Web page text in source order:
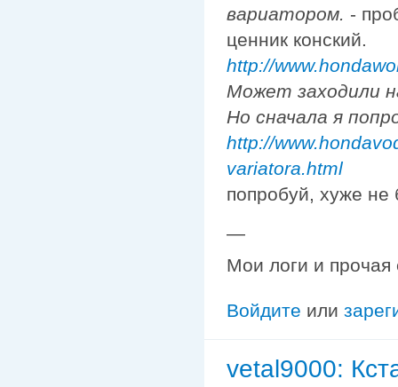
вариатором. -
ценник конский.
http://
Может заходили
Но сначала я
http://
variatora.html
попробуй, хуже не
—
Мои логи и
Войдите или
vetal9000: